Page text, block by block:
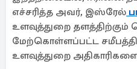
எச்சரித்த அவர், இஸ்ரேல்
உளவுத்துறை தளத்திற்கும்
மேற்கொள்ளப்பட்ட
உளவுத்துறை அதிகாரிகளை